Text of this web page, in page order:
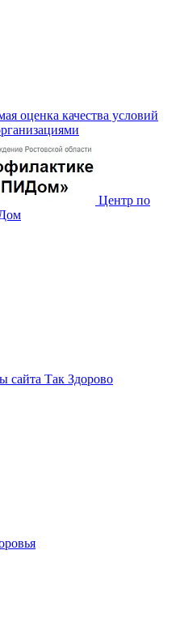
оценка качества условий
Центр по
сайта Так Здорово